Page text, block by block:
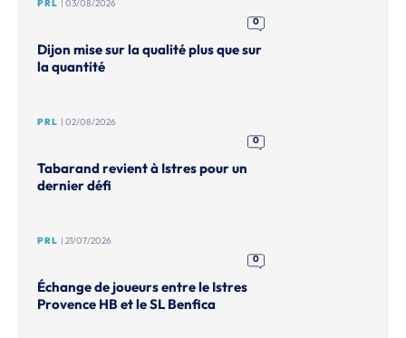
PRL
| 03/08/2026
0
Dijon mise sur la qualité plus que sur
la quantité
PRL | 02/08/2026
0
Tabarand revient à Istres pour un
dernier défi
PRL | 21/07/2026
0
Échange de joueurs entre le Istres
Provence HB et le SL Benfica